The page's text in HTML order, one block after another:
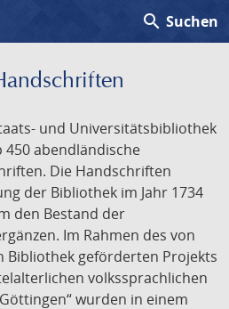
search Suchen
und Universitätsbibliothek
abendländische
Die Handschriften
der Bibliothek im Jahr 1734
den Bestand der
Im Rahmen des von
Bibliothek geförderten Projekts
volkssprachlichen
wurden in einem